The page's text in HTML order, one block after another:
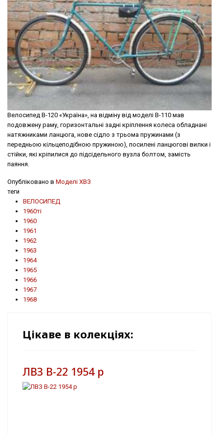
Велосипед В-120 «Україна», на відміну від моделі В-110 мав
подовжену раму, горизонтальні задні крiплення колеса обладнані
натяжниками ланцюга, нове сідло з трьома пружинами (з
передньою кільцеподібною пружиною), посилені ланцюгові вилки і
стійки, які кріпилися до підсідельного вузла болтом, замість
паяння.
Опубліковано в Моделі ХВЗ
теги
ВЕЛОСИПЕД
1960ті
1960
1961
1962
1963
1964
1965
1966
1967
1968
Цікаве в колекціях:
ЛВЗ В-22 1954 р